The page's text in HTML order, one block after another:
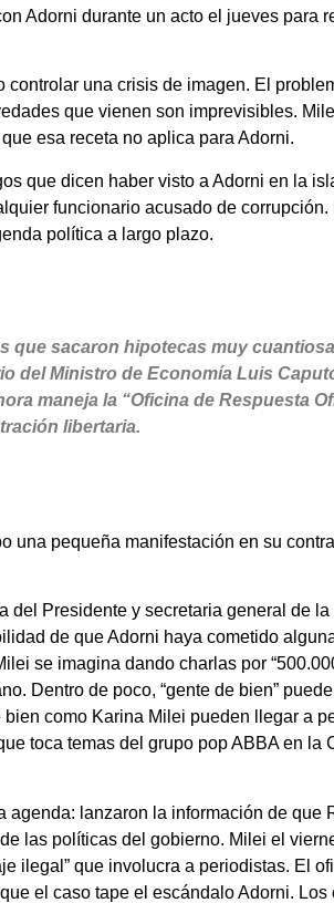
Adorni durante un acto el jueves para
una crisis de imagen. El
que vienen son imprevisibles.
esa receta no aplica para Adorni.
que dicen haber visto a Adorni en la
funcionario acusado de
política a largo plazo.
sacaron hipotecas muy
del Ministro de Economía Luis
maneja la “Oficina de Respuesta
libertaria.
una pequeña manifestación en su
del Presidente y secretaria general de
de que Adorni haya cometido
se imagina dando charlas por
Dentro de poco, “gente de bien”
como Karina Milei pueden llegar a
toca temas del grupo pop ABBA en la
lanzaron la información de que
las políticas del gobierno. Milei el
ilegal” que involucra a periodistas. El
el caso tape el escándalo Adorni.